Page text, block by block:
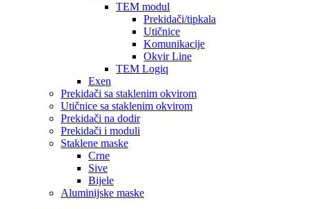
TEM modul
Prekidači/tipkala
Utičnice
Komunikacije
Okvir Line
TEM Logiq
Exen
Prekidači sa staklenim okvirom
Utičnice sa staklenim okvirom
Prekidači na dodir
Prekidači i moduli
Staklene maske
Crne
Sive
Bijele
Aluminijske maske